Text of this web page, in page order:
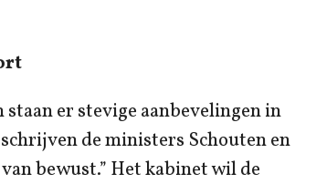
er stevige aanbevelingen in
de ministers Schouten en
bewust.” Het kabinet wil de